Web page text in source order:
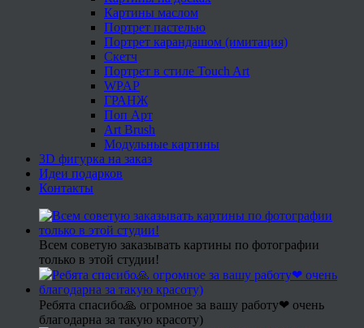
Картины маслом
Портрет пастелью
Портрет карандашом (имитация)
Скетч
Портрет в стиле Touch Art
WPAP
ГРАНЖ
Поп Арт
Art Brush
Модульные картины
3D фигурка на заказ
Идеи подарков
Контакты
Всем советую заказывать картины по фотографии
только в этой студии!
Ребята спасибо🙏 огромное за вашу работу❤ очень
благодарна за такую красоту)